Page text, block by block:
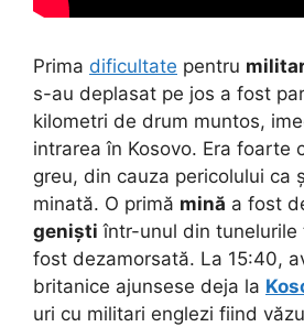
Prima dificultate pentru
s-au deplasat pe jos a fost
kilometri de drum muntos,
intrarea în Kosovo. Era foarte
greu, din cauza pericolului ca
minată. O primă mină a fost
geniști într-unul din tunelurile
fost dezamorsată. La 15:40,
britanice ajunsese deja la
uri cu militari englezi fiind